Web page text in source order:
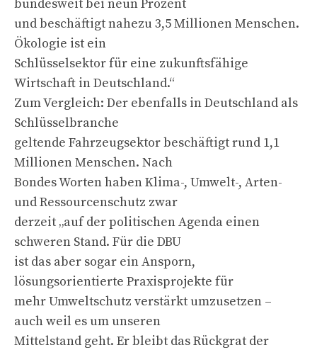
bundesweit bei neun Prozent
und beschäftigt nahezu 3,5 Millionen Menschen.
Ökologie ist ein
Schlüsselsektor für eine zukunftsfähige
Wirtschaft in Deutschland.“
Zum Vergleich: Der ebenfalls in Deutschland als
Schlüsselbranche
geltende Fahrzeugsektor beschäftigt rund 1,1
Millionen Menschen. Nach
Bondes Worten haben Klima-, Umwelt-, Arten-
und Ressourcenschutz zwar
derzeit „auf der politischen Agenda einen
schweren Stand. Für die DBU
ist das aber sogar ein Ansporn,
lösungsorientierte Praxisprojekte für
mehr Umweltschutz verstärkt umzusetzen –
auch weil es um unseren
Mittelstand geht. Er bleibt das Rückgrat der